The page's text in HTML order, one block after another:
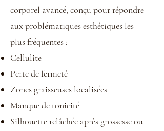
corporel avancé, conçu pour répondre
aux problématiques esthétiques les
plus fréquentes :
Cellulite
Perte de fermeté
Zones graisseuses localisées
Manque de tonicité
Silhouette relâchée après grossesse ou